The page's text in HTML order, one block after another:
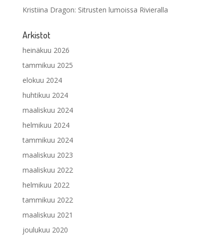
Kristiina Dragon: Sitrusten lumoissa Rivieralla
Arkistot
heinäkuu 2026
tammikuu 2025
elokuu 2024
huhtikuu 2024
maaliskuu 2024
helmikuu 2024
tammikuu 2024
maaliskuu 2023
maaliskuu 2022
helmikuu 2022
tammikuu 2022
maaliskuu 2021
joulukuu 2020